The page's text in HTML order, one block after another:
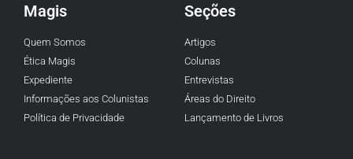
Magis
Quem Somos
Ética Magis
Expediente
Informações aos Colunistas
Política de Privacidade
Seções
Artigos
Colunas
Entrevistas
Áreas do Direito
Lançamento de Livros